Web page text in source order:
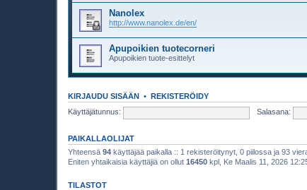
Nanolex
http://www.nanolex.de/en/
Apupoikien tuotecorneri
Apupoikien tuote-esittelyt
KIRJAUDU SISÄÄN • REKISTERÖIDY
Käyttäjätunnus:
Salasana:
PAIKALLAOLIJAT
Yhteensä 94 käyttäjää paikalla :: 1 rekisteröitynyt, 0 piilossa ja 93
Eniten yhtaikaisia käyttäjiä on ollut 16450 kpl, Ke Maalis 11, 2026
TILASTOT